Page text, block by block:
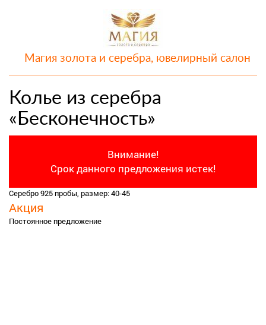
Магия золота и серебра, ювелирный салон
Колье из серебра
«Бесконечность»
Внимание!
Срок данного предложения истек!
Серебро 925 пробы, размер: 40-45
Акция
Постоянное предложение